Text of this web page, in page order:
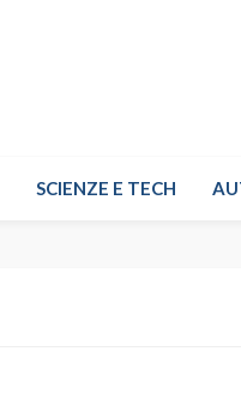
SCIENZE E TECH